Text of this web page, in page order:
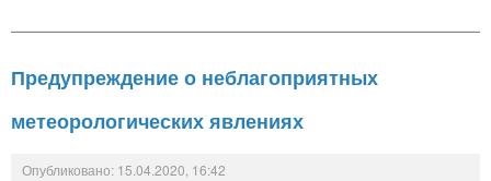
Предупреждение о неблагоприятных
метеорологических явлениях
Опубликовано: 15.04.2020, 16:42